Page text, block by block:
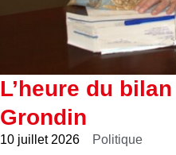
L’heure du
Grondin
10 juillet 2026 Politique